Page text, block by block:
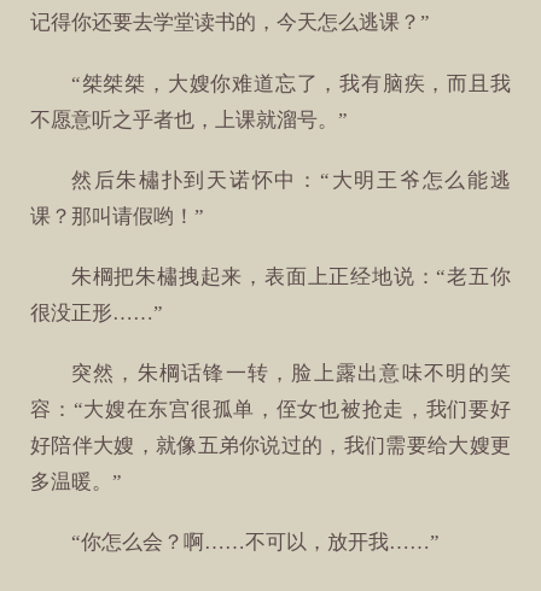
记得你还要去学堂读书的，今天怎么逃课？”
“桀桀桀，大嫂你难道忘了，我有脑疾，而且我
不愿意听之乎者也，上课就溜号。”
然后朱橚扑到天诺怀中：“大明王爷怎么能逃
课？那叫请假哟！”
朱棡把朱橚拽起来，表面上正经地说：“老五你
很没正形……”
突然，朱棡话锋一转，脸上露出意味不明的笑
容：“大嫂在东宫很孤单，侄女也被抢走，我们要好
好陪伴大嫂，就像五弟你说过的，我们需要给大嫂更
多温暖。”
“你怎么会？啊……不可以，放开我……”